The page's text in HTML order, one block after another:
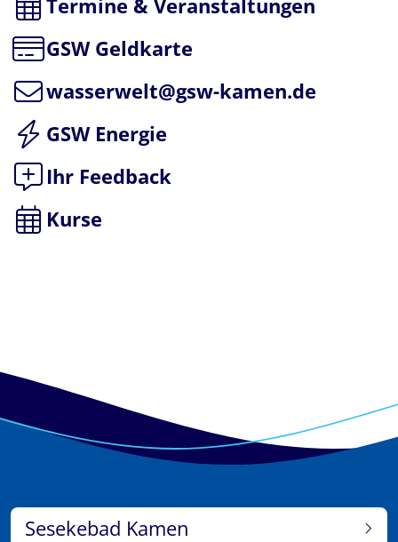
Termine & Veranstaltungen
GSW Geldkarte
wasserwelt@gsw-kamen.de
GSW Energie
Ihr Feedback
Kurse
Sesekebad Kamen